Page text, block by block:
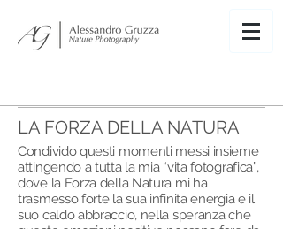
LA FORZA DELLA NATURA
Condivido questi momenti messi insieme
attingendo a tutta la mia “vita fotografica”,
dove la Forza della Natura mi ha
trasmesso forte la sua infinita energia e il
suo caldo abbraccio, nella speranza che